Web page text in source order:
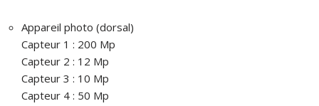
Appareil photo (dorsal)
Capteur 1 : 200 Mp
Capteur 2 : 12 Mp
Capteur 3 : 10 Mp
Capteur 4 : 50 Mp